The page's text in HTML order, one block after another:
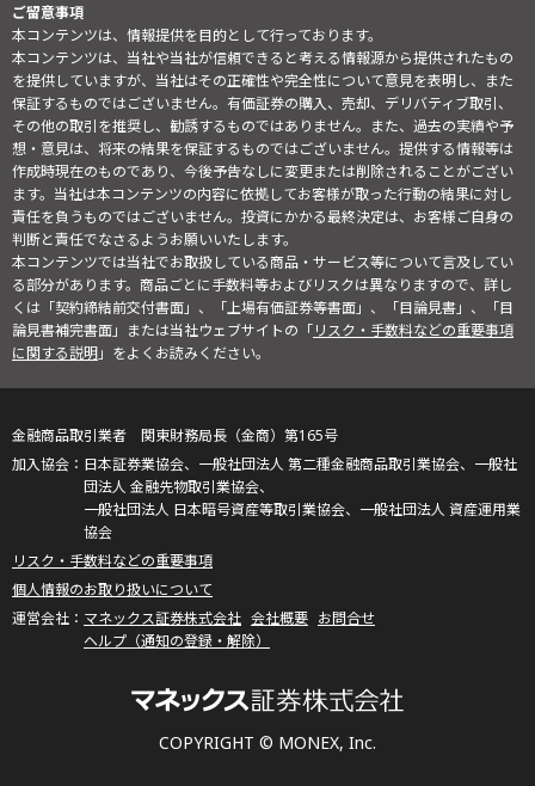
ご留意事項
本コンテンツは、情報提供を目的として行っております。
本コンテンツは、当社や当社が信頼できると考える情報源から提供されたもの
を提供していますが、当社はその正確性や完全性について意見を表明し、また
保証するものではございません。有価証券の購入、売却、デリバティブ取引、
その他の取引を推奨し、勧誘するものではありません。また、過去の実績や予
想・意見は、将来の結果を保証するものではございません。提供する情報等は
作成時現在のものであり、今後予告なしに変更または削除されることがござい
ます。当社は本コンテンツの内容に依拠してお客様が取った行動の結果に対し
責任を負うものではございません。投資にかかる最終決定は、お客様ご自身の
判断と責任でなさるようお願いいたします。
本コンテンツでは当社でお取扱している商品・サービス等について言及してい
る部分があります。商品ごとに手数料等およびリスクは異なりますので、詳し
くは「契約締結前交付書面」、「上場有価証券等書面」、「目論見書」、「目
論見書補完書面」または当社ウェブサイトの「リスク・手数料などの重要事項
に関する説明」をよくお読みください。
COPYRIGHT © MONEX, Inc.
金融商品取引業者 関東財務局長（金商）第165号
日本証券業協会、一般社団法人 第二種金融商品取引業協会、一般社
団法人 金融先物取引業協会、
一般社団法人 日本暗号資産等取引業協会、一般社団法人 資産運用業
協会
リスク・手数料などの重要事項
個人情報のお取り扱いについて
マネックス証券株式会社 会社概要 お問合せ
ヘルプ（通知の登録・解除）